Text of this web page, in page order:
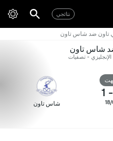
نتائجي
تاون ضد شاس تاون
شاس تاون
الإنجليزي - تصفيات
-
1
شاس تاون